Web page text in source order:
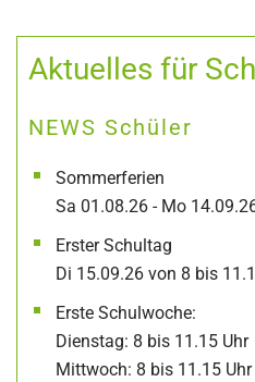
Aktuelles für
NEWS Schüler
Sommerferien
Sa 01.08.26 - Mo
Erster Schultag
Di 15.09.26 von 8 bis
Erste Schulwoche:
Dienstag: 8 bis 11.15 Uhr
Mittwoch: 8 bis 11.15 Uhr